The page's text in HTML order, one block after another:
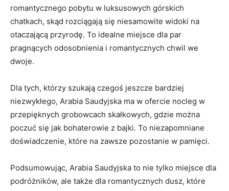
romantycznego pobytu w luksusowych górskich‍
chatkach, ⁣skąd rozciągają ‌się niesamowite widoki na‌
otaczającą przyrodę. To idealne miejsce dla par
pragnących odosobnienia i romantycznych chwil we
dwoje.
Dla tych, ⁣którzy szukają czegoś⁢ jeszcze bardziej
niezwykłego,⁤ Arabia ‍Saudyjska ‍ma w ofercie nocleg w
przepięknych‍ grobowcach skałkowych, gdzie można
poczuć się jak bohaterowie⁣ z bajki. To niezapomniane
doświadczenie, które na zawsze pozostanie ‌w pamięci.
Podsumowując, ‍Arabia⁤ Saudyjska to⁢ nie tylko miejsce dla
podróżników, ale także dla romantycznych dusz,⁣ które